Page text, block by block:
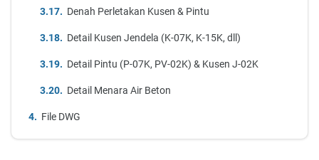
Denah Perletakan Kusen & Pintu
Detail Kusen Jendela (K-07K, K-15K, dll)
Detail Pintu (P-07K, PV-02K) & Kusen J-02K
Detail Menara Air Beton
File DWG